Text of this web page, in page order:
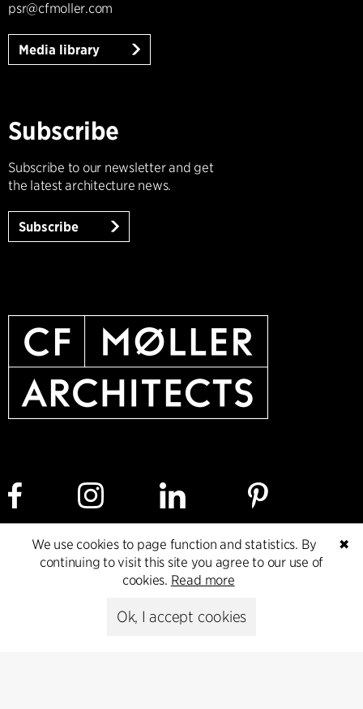
psr@cfmoller.com
Media library
Subscribe
Subscribe to our newsletter and get
the latest architecture news.
Subscribe
Cookie policy Data ethics policy
Privacy policy
✖
We use cookies to page function and statistics. By
continuing to visit this site you agree to our use of
cookies. Read more
Ok, I accept cookies